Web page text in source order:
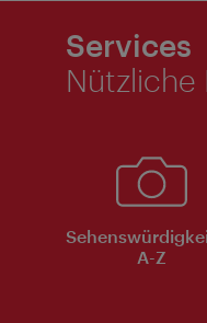
Services
Nützliche
A-Z